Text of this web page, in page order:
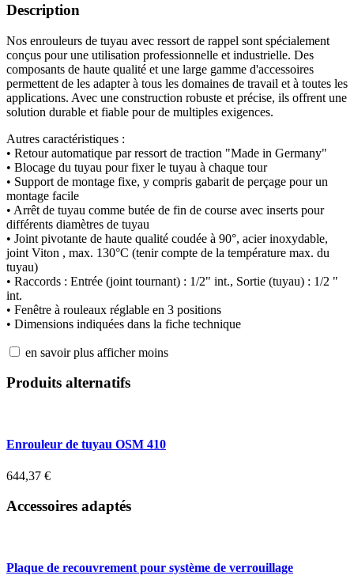
Description
Nos enrouleurs de tuyau avec ressort de rappel sont spécialement
conçus pour une utilisation professionnelle et industrielle. Des
composants de haute qualité et une large gamme d'accessoires
permettent de les adapter à tous les domaines de travail et à toutes les
applications. Avec une construction robuste et précise, ils offrent une
solution durable et fiable pour de multiples exigences.
Autres caractéristiques :
• Retour automatique par ressort de traction "Made in Germany"
• Blocage du tuyau pour fixer le tuyau à chaque tour
• Support de montage fixe, y compris gabarit de perçage pour un
montage facile
• Arrêt de tuyau comme butée de fin de course avec inserts pour
différents diamètres de tuyau
• Joint pivotante de haute qualité coudée à 90°, acier inoxydable,
joint Viton , max. 130°C (tenir compte de la température max. du
tuyau)
• Raccords : Entrée (joint tournant) : 1/2" int., Sortie (tuyau) : 1/2 "
int.
• Fenêtre à rouleaux réglable en 3 positions
• Dimensions indiquées dans la fiche technique
en savoir plus afficher moins
Produits alternatifs
Enrouleur de tuyau OSM 410
644,37 €
Accessoires adaptés
Plaque de recouvrement pour système de verrouillage